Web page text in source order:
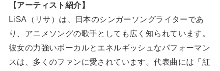
【アーティスト紹介】
LiSA（リサ）は、日本のシンガーソングライターであ
り、アニメソングの歌手としても広く知られています。
彼女の力強いボーカルとエネルギッシュなパフォーマン
スは、多くのファンに愛されています。代表曲には「紅